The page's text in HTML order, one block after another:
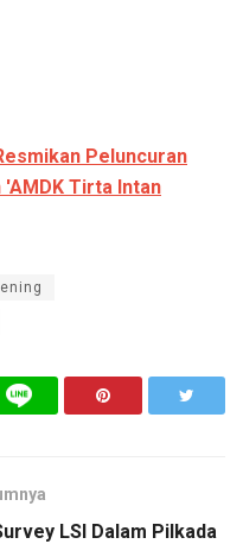
Peluncuran
Tirta Intan
LSI Dalam Pilkada